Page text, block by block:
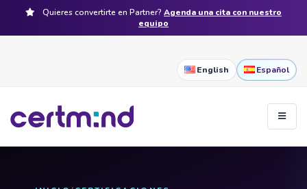
Quieres convertirte en Partner? Agenda una cita con nuestro
equipo
English Español